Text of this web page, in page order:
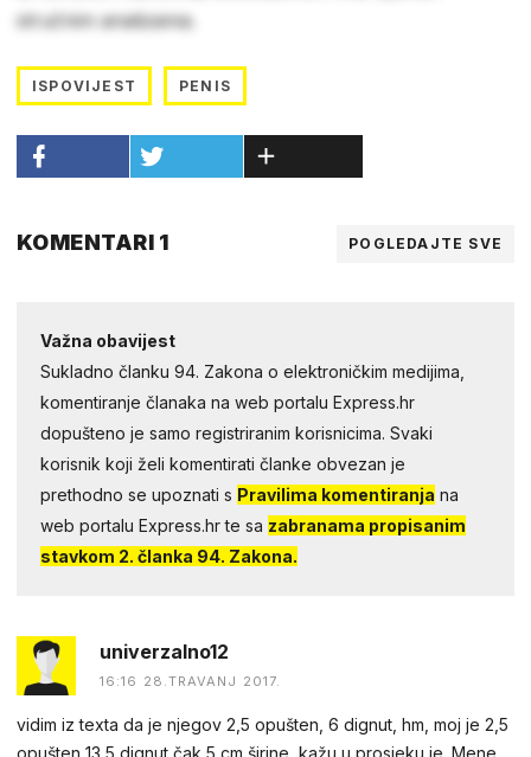
stručnim analizama.
ISPOVIJEST PENIS
KOMENTARI 1 POGLEDAJTE SVE
Važna obavijest
Sukladno članku 94. Zakona o elektroničkim medijima,
komentiranje članaka na web portalu Express.hr
dopušteno je samo registriranim korisnicima. Svaki
korisnik koji želi komentirati članke obvezan je
prethodno se upoznati s Pravilima komentiranja na
web portalu Express.hr te sa zabranama propisanim
stavkom 2. članka 94. Zakona.
univerzalno12
16:16 28.TRAVANJ 2017.
vidim iz texta da je njegov 2,5 opušten, 6 dignut, hm, moj je 2,5
opušten 13,5 dignut čak 5 cm širine, kažu u prosjeku je. Mene